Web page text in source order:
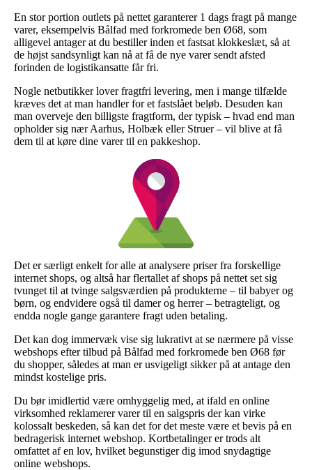
En stor portion outlets på nettet garanterer 1 dags fragt på mange
varer, eksempelvis Bålfad med forkromede ben Ø68, som
alligevel antager at du bestiller inden et fastsat klokkeslæt, så at
de højst sandsynligt kan nå at få de nye varer sendt afsted
forinden de logistikansatte får fri.
Nogle netbutikker lover fragtfri levering, men i mange tilfælde
kræves det at man handler for et fastslået beløb. Desuden kan
man overveje den billigste fragtform, der typisk – hvad end man
opholder sig nær Aarhus, Holbæk eller Struer – vil blive at få
dem til at køre dine varer til en pakkeshop.
Det er særligt enkelt for alle at analysere priser fra forskellige
internet shops, og altså har flertallet af shops på nettet set sig
tvunget til at tvinge salgsværdien på produkterne – til babyer og
børn, og endvidere også til damer og herrer – betragteligt, og
endda nogle gange garantere fragt uden betaling.
Det kan dog immervæk vise sig lukrativt at se nærmere på visse
webshops efter tilbud på Bålfad med forkromede ben Ø68 før
du shopper, således at man er usvigeligt sikker på at antage den
mindst kostelige pris.
Du bør imidlertid være omhyggelig med, at ifald en online
virksomhed reklamerer varer til en salgspris der kan virke
kolossalt beskeden, så kan det for det meste være et bevis på en
bedragerisk internet webshop. Kortbetalinger er trods alt
omfattet af en lov, hvilket begunstiger dig imod snydagtige
online webshops.